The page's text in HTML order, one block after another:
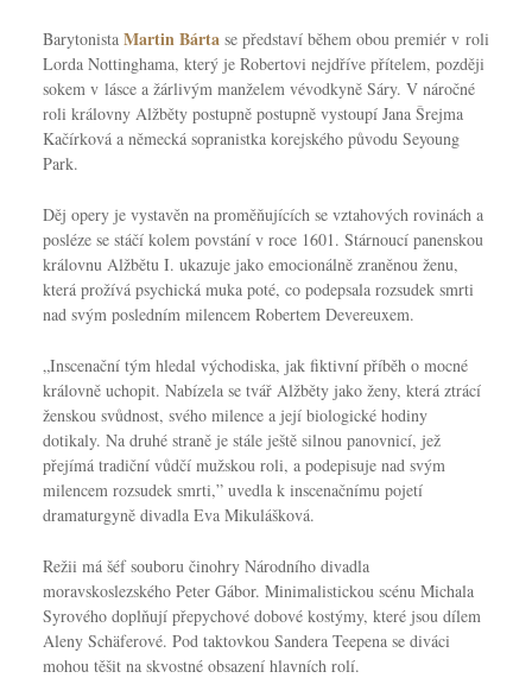
Barytonista Martin Bárta se představí během obou premiér v roli
Lorda Nottinghama, který je Robertovi nejdříve přítelem, později
sokem v lásce a žárlivým manželem vévodkyně Sáry. V náročné
roli královny Alžběty postupně postupně vystoupí Jana Šrejma
Kačírková a německá sopranistka korejského původu Seyoung
Park.
Děj opery je vystavěn na proměňujících se vztahových rovinách a
posléze se stáčí kolem povstání v roce 1601. Stárnoucí panenskou
královnu Alžbětu I. ukazuje jako emocionálně zraněnou ženu,
která prožívá psychická muka poté, co podepsala rozsudek smrti
nad svým posledním milencem Robertem Devereuxem.
„Inscenační tým hledal východiska, jak fiktivní příběh o mocné
královně uchopit. Nabízela se tvář Alžběty jako ženy, která ztrácí
ženskou svůdnost, svého milence a její biologické hodiny
dotikaly. Na druhé straně je stále ještě silnou panovnicí, jež
přejímá tradiční vůdčí mužskou roli, a podepisuje nad svým
milencem rozsudek smrti,” uvedla k inscenačnímu pojetí
dramaturgyně divadla Eva Mikulášková.
Režii má šéf souboru činohry Národního divadla
moravskoslezského Peter Gábor. Minimalistickou scénu Michala
Syrového doplňují přepychové dobové kostýmy, které jsou dílem
Aleny Schäferové. Pod taktovkou Sandera Teepena se diváci
mohou těšit na skvostné obsazení hlavních rolí.